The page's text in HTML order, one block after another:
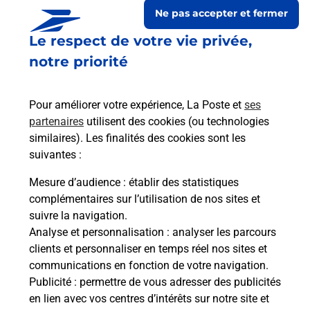
Le respect de votre vie privée,
notre priorité
Pour améliorer votre expérience, La Poste et ses
partenaires utilisent des cookies (ou technologies
similaires). Les finalités des cookies sont les
suivantes :
Mesure d’audience : établir des statistiques
complémentaires sur l’utilisation de nos sites et
suivre la navigation.
Analyse et personnalisation : analyser les parcours
clients et personnaliser en temps réel nos sites et
communications en fonction de votre navigation.
Publicité : permettre de vous adresser des publicités
en lien avec vos centres d’intérêts sur notre site et
Ne pas accepter et fermer
Prochaine collecte du courrierlundià 09h00
Rue Du Barrenc
11600 Salleles Cabardes
Itinéraire
Le lien s'ouvre dans un nouvel onglet